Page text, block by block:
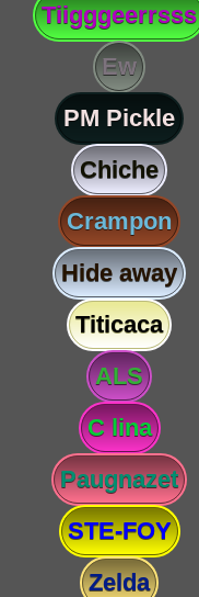
Tiigggeerrsss
Ew
PM Pickle
Chiche
Crampon
Hide away
Titicaca
ALS
C lina
Paugnazet
STE-FOY
Zelda